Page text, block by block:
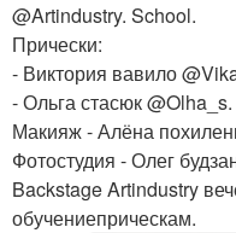
@Artindustry. School.
Прически:
- Виктория вавило
- Ольга стасюк
Макияж - Алёна
Фотостудия - Олег
Backstage Artindustry
обучениеприческам.